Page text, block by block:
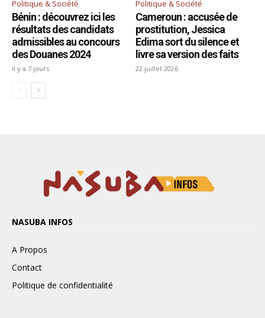
NASUBA INFOS
A Propos
Contact
Politique de confidentialité